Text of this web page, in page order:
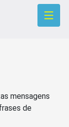
mensagens
de